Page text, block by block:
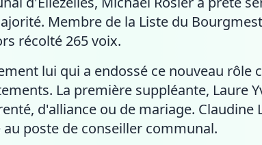
Membre de la Liste du
récolté 265 voix.
lui qui a endossé ce nouveau rôle
La première suppléante, Laure
d'alliance ou de mariage. Claudine
poste de conseiller communal.